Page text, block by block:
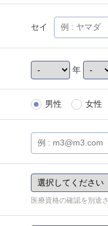
セイ
年
男性 女性
医療資格の確認を別途